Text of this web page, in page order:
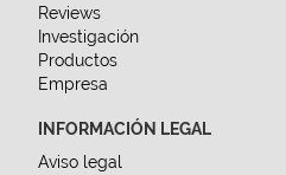
Reviews
Investigación
Productos
Empresa
INFORMACIÓN LEGAL
Aviso legal